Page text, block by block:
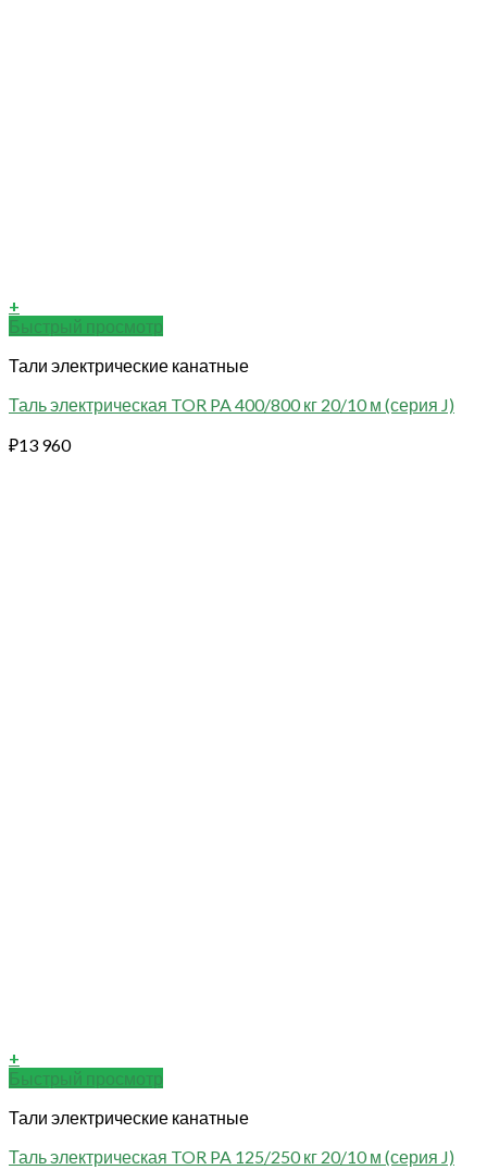
+
Быстрый просмотр
Тали электрические канатные
Таль электрическая TOR PA 400/800 кг 20/10 м (серия J)
₽13 960
+
Быстрый просмотр
Тали электрические канатные
Таль электрическая TOR PA 125/250 кг 20/10 м (серия J)